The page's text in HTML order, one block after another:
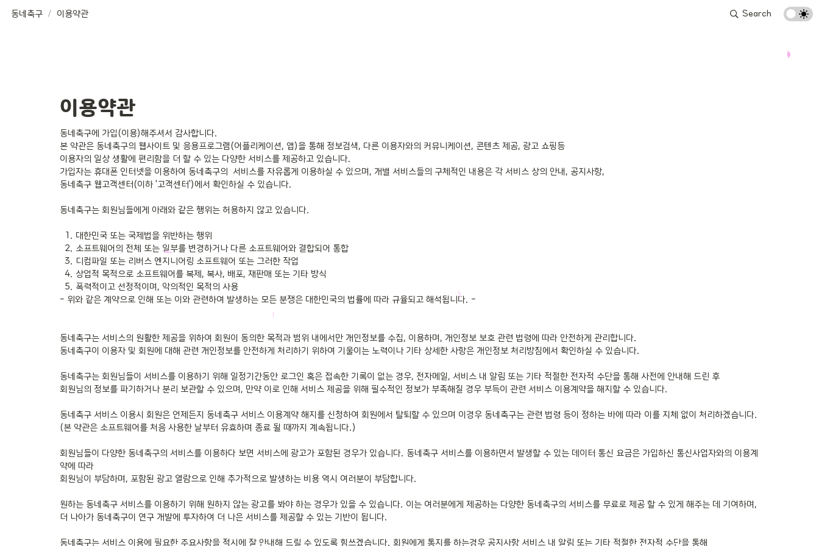
동네축구 / 이용약관 Search
이용약관
동네축구에 가입(이용)해주셔서 감사합니다.
본 약관은 동네축구의 웹사이트 및 응용프로그램(어플리케이션, 앱)을 통해 정보검색, 다른 이용자와의 커뮤니케이션, 콘텐츠 제공, 광고 쇼핑등
이용자의 일상 생활에 편리함을 더 할 수 있는 다양한 서비스를 제공하고 있습니다.
가입자는 휴대폰 인터넷을 이용하여 동네축구의  서비스를 자유롭게 이용하실 수 있으며, 개별 서비스들의 구체적인 내용은 각 서비스 상의 안내, 공지사항,
동네축구 웹고객센터(이하 '고객센터')에서 확인하실 수 있습니다.
동네축구는 회원님들에게 아래와 같은 행위는 허용하지 않고 있습니다.
- 위와 같은 계약으로 인해 또는 이와 관련하여 발생하는 모든 분쟁은 대한민국의 법률에 따라 규율되고 해석됩니다. -
동네축구는 서비스의 원활한 제공을 위하여 회원이 동의한 목적과 범위 내에서만 개인정보를 수집, 이용하며, 개인정보 보호 관련 법령에 따라 안전하게 관리합니다.
동네축구이 이용자 및 회원에 대해 관련 개인정보를 안전하게 처리하기 위하여 기울이는 노력이나 기타 상세한 사항은 개인정보 처리방침에서 확인하실 수 있습니다.
동네축구는 회원님들이 서비스를 이용하기 위해 일정기간동안 로그인 혹은 접속한 기록이 없는 경우, 전자메일, 서비스 내 알림 또는 기타 적절한 전자적 수단을 통해 사전에 안내해 드린 후
회원님의 정보를 파기하거나 분리 보관할 수 있으며, 만약 이로 인해 서비스 제공을 위해 필수적인 정보가 부족해질 경우 부득이 관련 서비스 이용계약을 해지할 수 있습니다.
동네축구 서비스 이용시 회원은 언제든지 동네축구 서비스 이용계약 해지를 신청하여 회원에서 탈퇴할 수 있으며 이경우 동네축구는 관련 법령 등이 정하는 바에 따라 이를 지체 없이 처리하겠습니다.
(본 약관은 소프트웨어를 처음 사용한 날부터 유효하며 종료 될 때까지 계속됩니다.)
회원님들이 다양한 동네축구의 서비스를 이용하다 보면 서비스에 광고가 포함된 경우가 있습니다. 동네축구 서비스를 이용하면서 발생할 수 있는 데이터 통신 요금은 가입하신 통신사업자와의 이용계
약에 따라
회원님이 부담하며, 포함된 광고 열람으로 인해 추가적으로 발생하는 비용 역시 여러분이 부담합니다.
원하는 동네축구 서비스를 이용하기 위해 원하지 않는 광고를 봐야 하는 경우가 있을 수 있습니다. 이는 여러분에게 제공하는 다양한 동네축구의 서비스를 무료로 제공 할 수 있게 해주는 데 기여하며,
더 나아가 동네축구이 연구 개발에 투자하여 더 나은 서비스를 제공할 수 있는 기반이 됩니다.
동네축구는 서비스 이용에 필요한 주요사항을 적시에 잘 안내해 드릴 수 있도록 힘쓰겠습니다. 회원에게 통지를 하는경우 공지사항 서비스 내 알림 또는 기타 적절한 전자적 수단을 통해